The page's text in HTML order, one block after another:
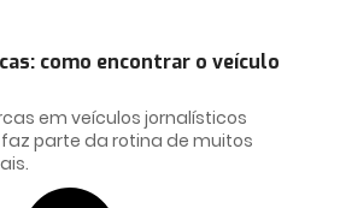
como encontrar o veículo
em veículos jornalísticos
parte da rotina de muitos